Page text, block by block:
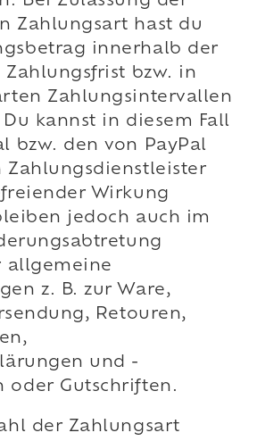
Zahlungsart hast du
innerhalb der
bzw. in
Zahlungsintervallen
kannst in diesem Fall
bzw. den von PayPal
Zahlungsdienstleister
Wirkung
jedoch auch im
allgemeine
z. B. zur Ware,
Retouren,
und -
oder Gutschriften.
der Zahlungsart